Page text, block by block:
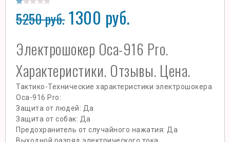
out
5
5250руб.1300 руб.
Электрошокер Оса-916 Pro.
Характеристики. Отзывы. Цена.
Тактико-Технические характеристики электрошокера
Оса-916 Pro:
Защита от людей: Да
Защита от собак: Да
Предохранитель от случайного нажатия: Да